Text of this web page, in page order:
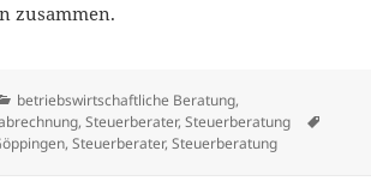
zusammen.
Kategorien
betriebswirtschaftliche Beratung,
,Steuerberater,Steuerberatung
,Steuerberater,Steuerberatung